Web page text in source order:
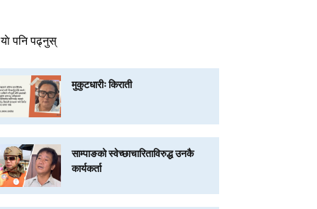
याे पनि पढ्नुस्
मुकुटधारीः किराती
साम्पाङको स्वेच्छाचारिताविरुद्ध उनकै
कार्यकर्ता